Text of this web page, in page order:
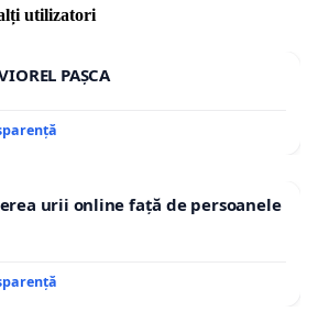
utilizatori
PAȘCA
urii online față de persoanele